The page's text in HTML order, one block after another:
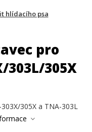
hlídacího psa
pro
303L/305X
305X a TNA-303L